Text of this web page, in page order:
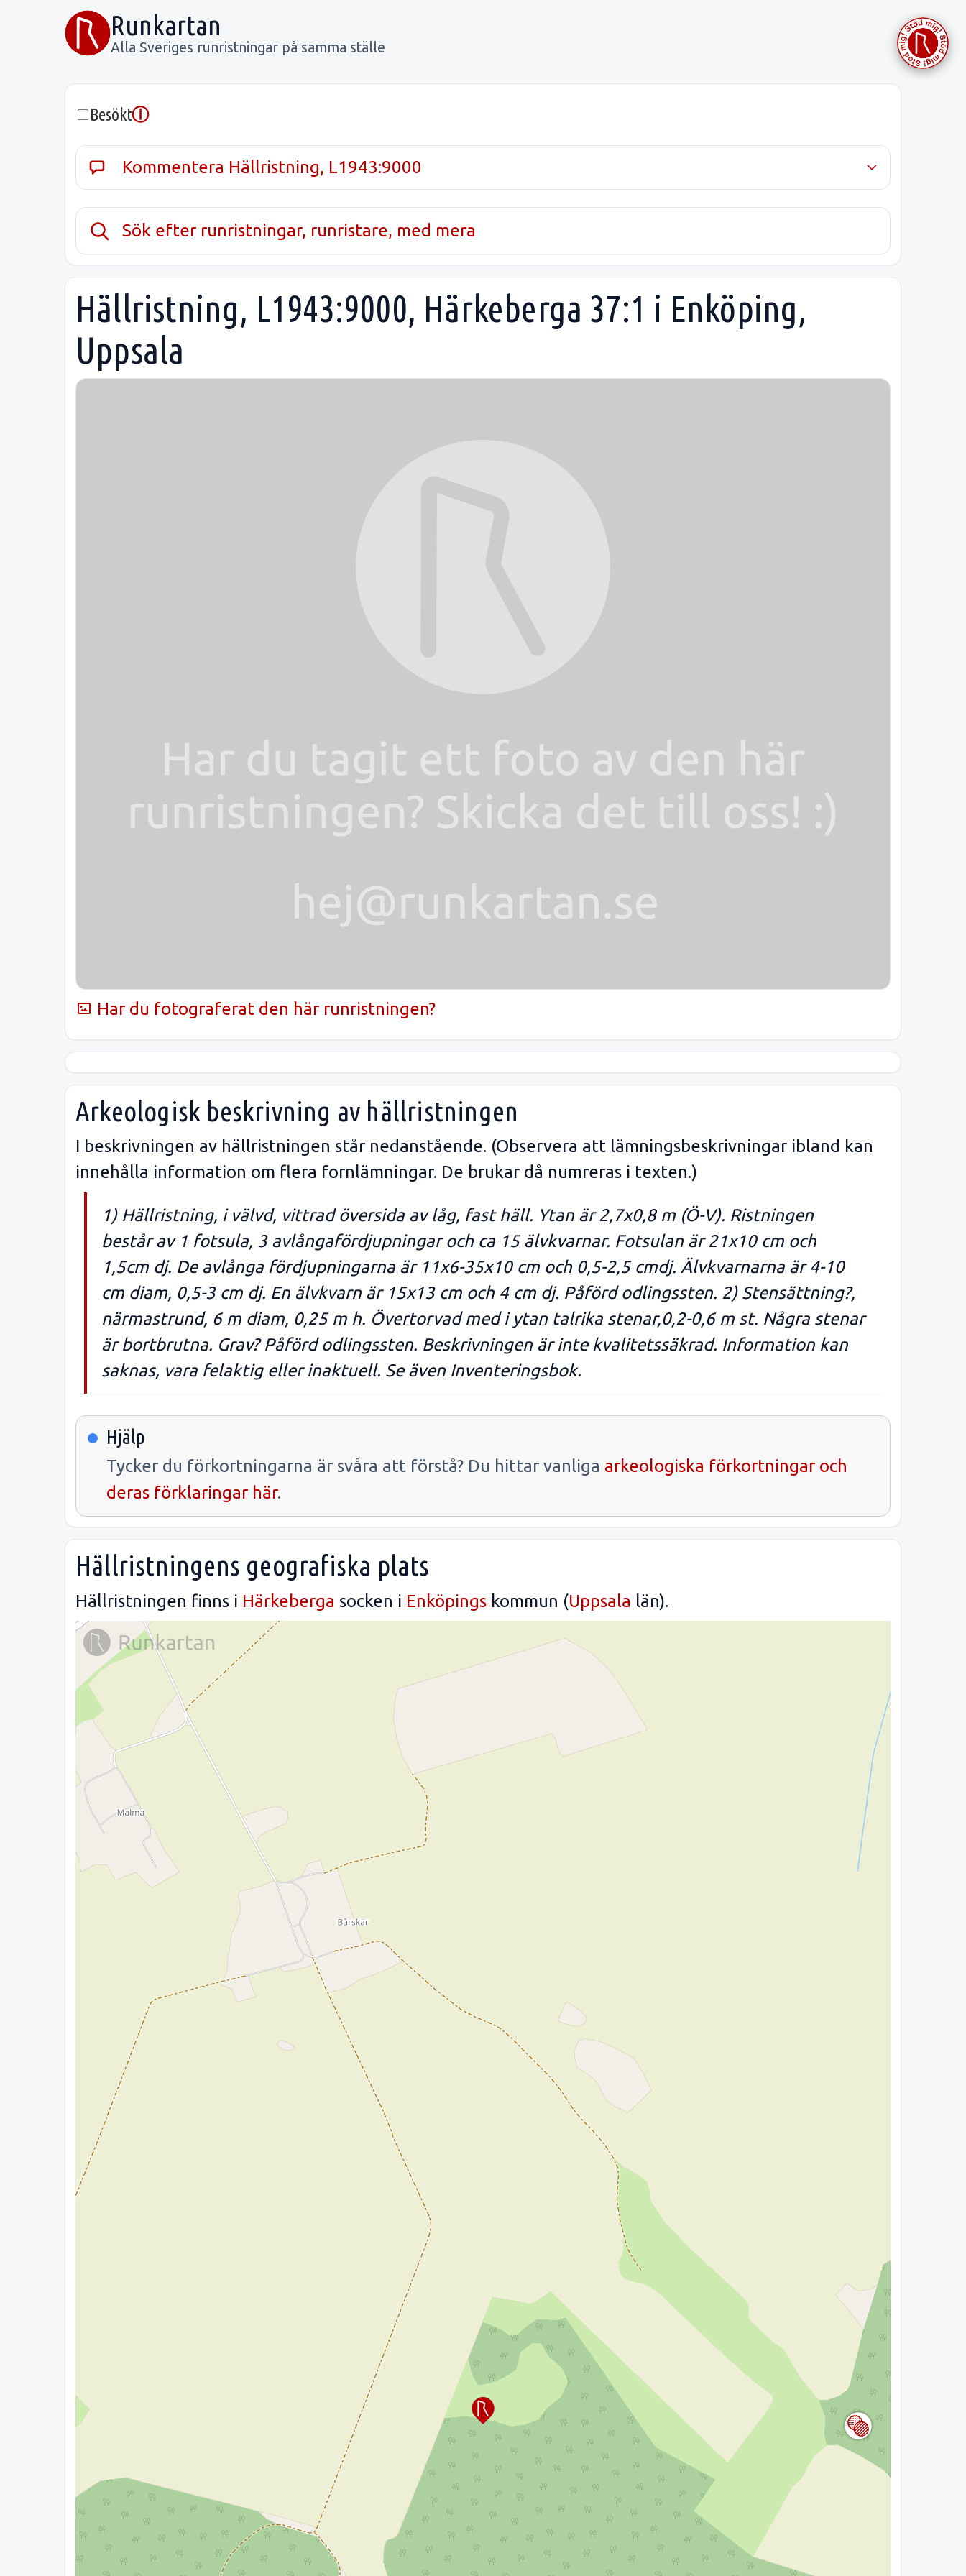
Runkartan
Alla Sveriges runristningar på samma ställe
Besöktⓘ
Kommentera Hällristning, L1943:9000
Sök efter runristningar, runristare, med mera
Hällristning, L1943:9000, Härkeberga 37:1 i Enköping,
Uppsala
Har du fotograferat den här runristningen?
Arkeologisk beskrivning av hällristningen
I beskrivningen av hällristningen står nedanstående. (Observera att lämningsbeskrivningar ibland kan
innehålla information om flera fornlämningar. De brukar då numreras i texten.)
1) Hällristning, i välvd, vittrad översida av låg, fast häll. Ytan är 2,7x0,8 m (Ö-V). Ristningen
består av 1 fotsula, 3 avlångafördjupningar och ca 15 älvkvarnar. Fotsulan är 21x10 cm och
1,5cm dj. De avlånga fördjupningarna är 11x6-35x10 cm och 0,5-2,5 cmdj. Älvkvarnarna är 4-10
cm diam, 0,5-3 cm dj. En älvkvarn är 15x13 cm och 4 cm dj. Påförd odlingssten. 2) Stensättning?,
närmastrund, 6 m diam, 0,25 m h. Övertorvad med i ytan talrika stenar,0,2-0,6 m st. Några stenar
är bortbrutna. Grav? Påförd odlingssten. Beskrivningen är inte kvalitetssäkrad. Information kan
saknas, vara felaktig eller inaktuell. Se även Inventeringsbok.
Hjälp
Tycker du förkortningarna är svåra att förstå? Du hittar vanliga arkeologiska förkortningar och
deras förklaringar här.
Hällristningens geografiska plats
Hällristningen finns i Härkeberga socken i Enköpings kommun (Uppsala län).